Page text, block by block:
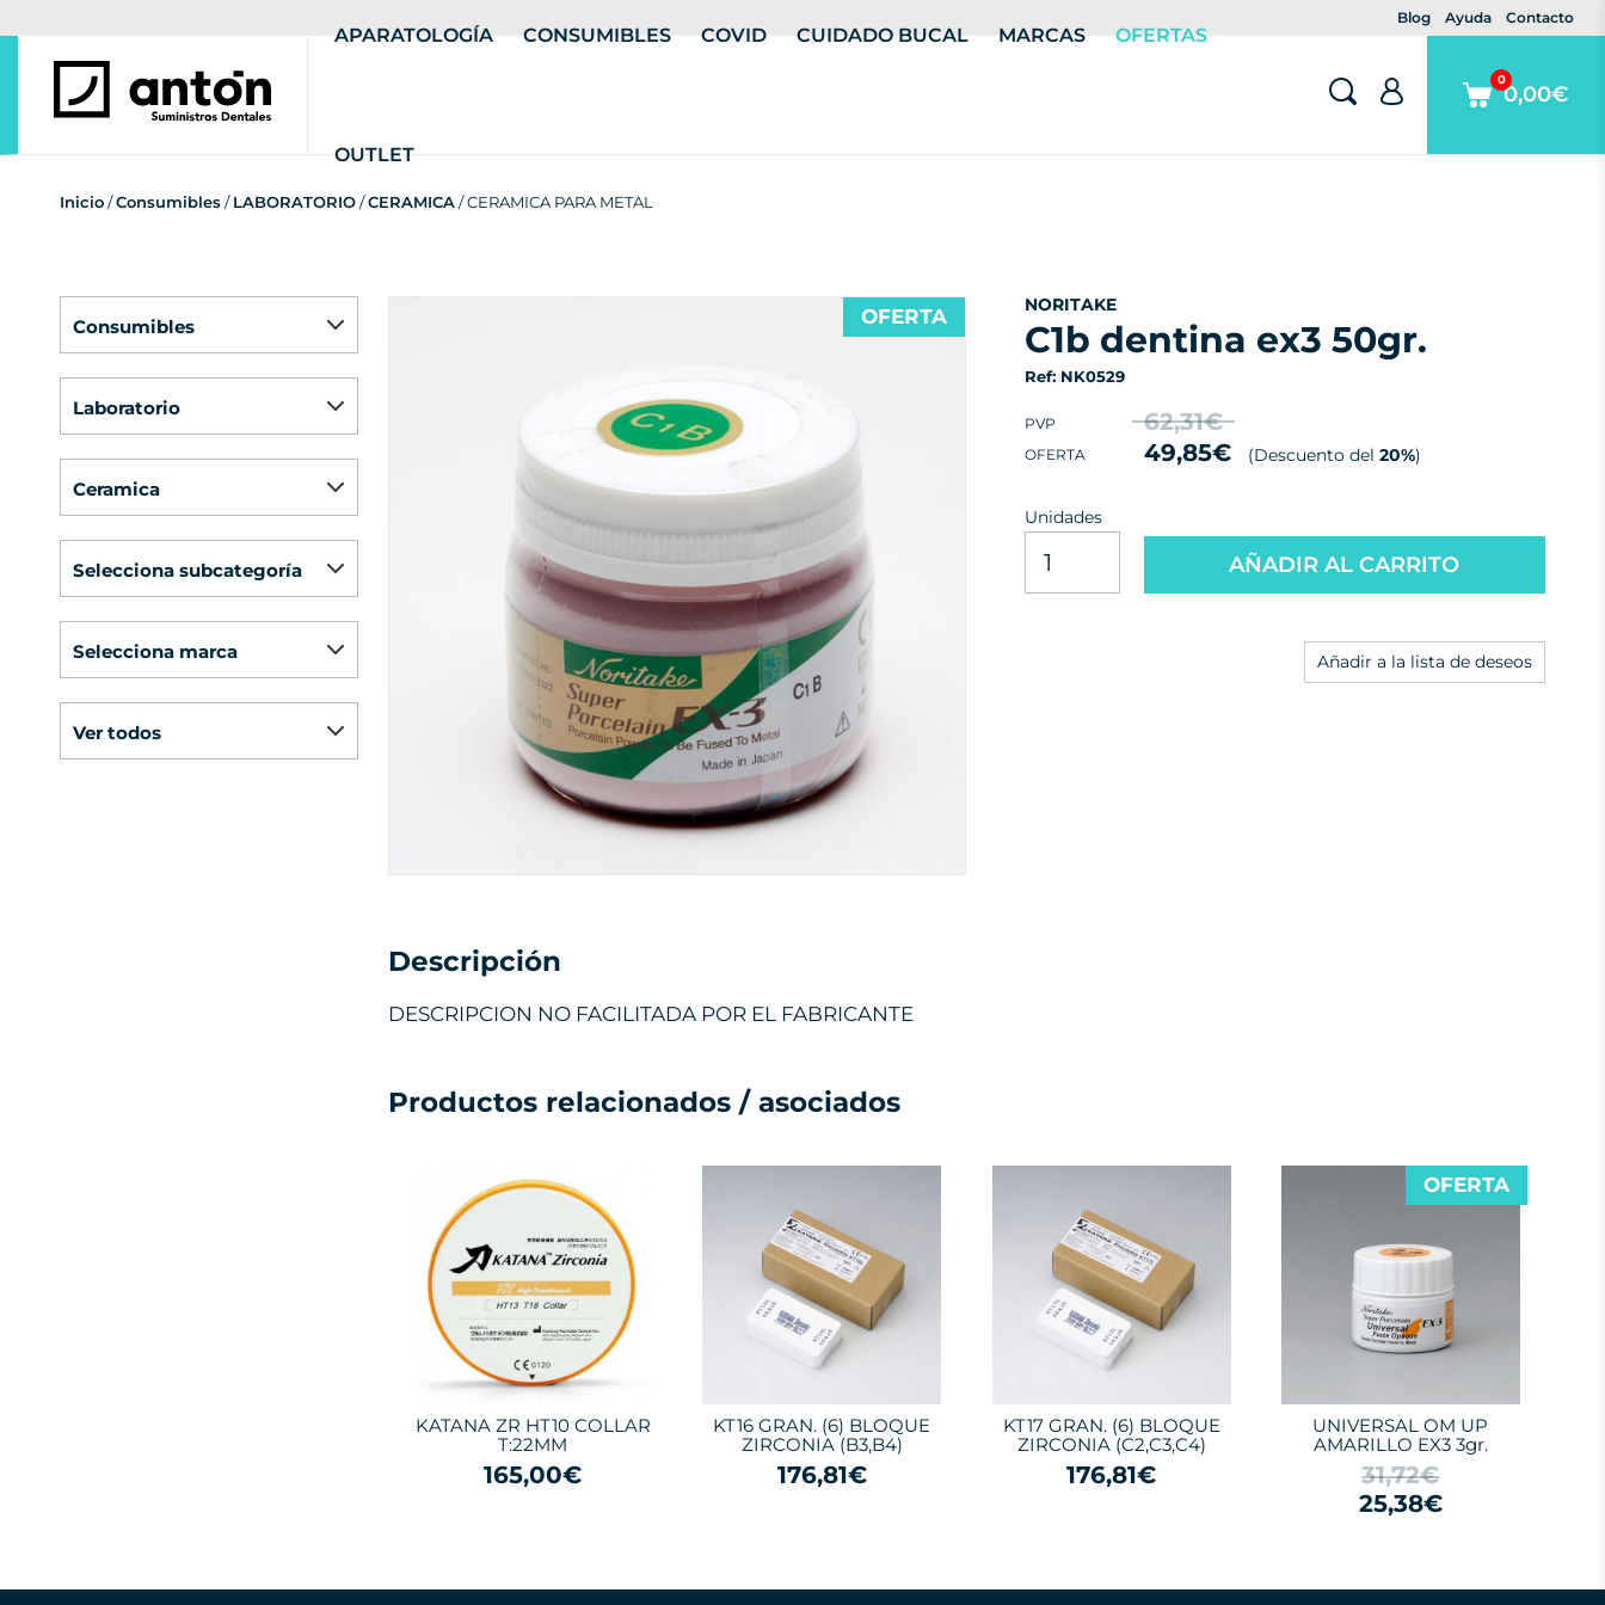
Blog Ayuda Contacto
APARATOLOGÍA CONSUMIBLES COVID CUIDADO BUCAL MARCAS OFERTAS
OUTLET
0,00€
0
Inicio/Consumibles/LABORATORIO/CERAMICA/ CERAMICA PARA METAL
consumibles
laboratorio
ceramica
selecciona subcategoría
selecciona marca
ver todos
OFERTA NORITAKE
c1b dentina ex3 50gr.
Ref: NK0529
PVP 62,31€
OFERTA 49,85€ (Descuento del 20%)
Unidades
AÑADIR AL CARRITO
Añadir a la lista de deseos
Descripción
DESCRIPCION NO FACILITADA POR EL FABRICANTE
Productos relacionados / asociados
KATANA ZR HT10 COLLAR
T:22MM
165,00€
KT16 GRAN. (6) BLOQUE
ZIRCONIA (B3,B4)
176,81€
KT17 GRAN. (6) BLOQUE
ZIRCONIA (C2,C3,C4)
176,81€
UNIVERSAL OM UP
AMARILLO EX3 3gr.
31,72€
25,38€
OFERTA